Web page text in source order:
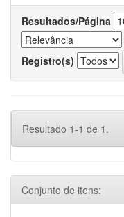
Resultados/Página
Registro(s)
Resultado 1-1 de 1.
Conjunto de itens: